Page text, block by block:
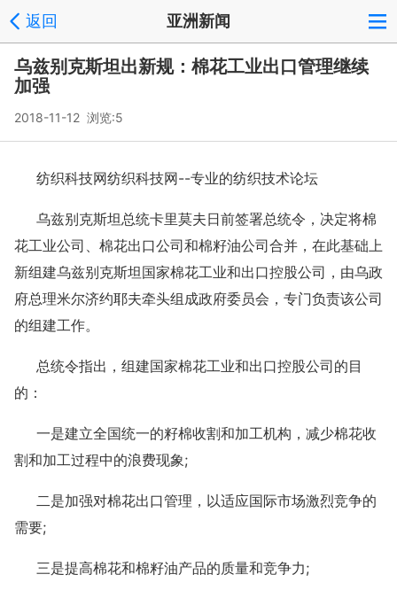
返回 亚洲新闻
乌兹别克斯坦出新规：棉花工业出口管理继续
加强
2018-11-12 浏览:5
纺织科技网纺织科技网--专业的纺织技术论坛
乌兹别克斯坦总统卡里莫夫日前签署总统令，决定将棉
花工业公司、棉花出口公司和棉籽油公司合并，在此基础上
新组建乌兹别克斯坦国家棉花工业和出口控股公司，由乌政
府总理米尔济约耶夫牵头组成政府委员会，专门负责该公司
的组建工作。
总统令指出，组建国家棉花工业和出口控股公司的目
的：
一是建立全国统一的籽棉收割和加工机构，减少棉花收
割和加工过程中的浪费现象;
二是加强对棉花出口管理，以适应国际市场激烈竞争的
需要;
三是提高棉花和棉籽油产品的质量和竞争力;